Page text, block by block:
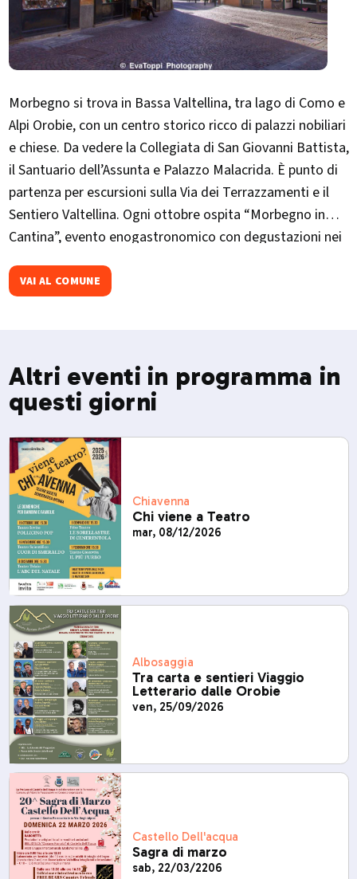
Morbegno si trova in Bassa Valtellina, tra lago di Como e
Alpi Orobie, con un centro storico ricco di palazzi nobiliari
e chiese. Da vedere la Collegiata di San Giovanni Battista,
il Santuario dell’Assunta e Palazzo Malacrida. È punto di
partenza per escursioni sulla Via dei Terrazzamenti e il
Sentiero Valtellina. Ogni ottobre ospita “Morbegno in
Cantina”, evento enogastronomico con degustazioni nei
VAI AL COMUNE
Altri eventi in programma in
questi giorni
Chiavenna
Chi viene a Teatro
mar, 08/12/2026
Albosaggia
Tra carta e sentieri Viaggio
Letterario dalle Orobie
ven, 25/09/2026
Castello Dell'acqua
Sagra di marzo
sab, 22/03/2206